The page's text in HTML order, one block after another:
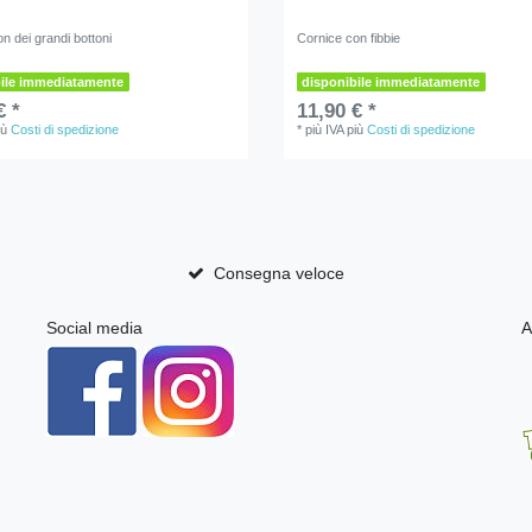
dei grandi bottoni
immediatamente
*
Costi di spedizione
Cornice con fibbie
disponibile immediatamente
11,90 € *
*più IVApiùCosti di spedizione
Consegna veloce
Social media